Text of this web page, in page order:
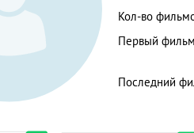
Кол-во
Первый фильм
Последний